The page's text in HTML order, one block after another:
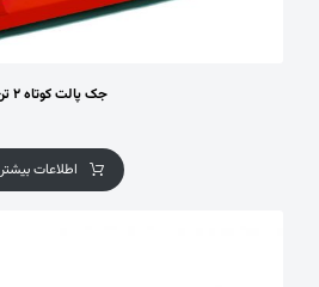
جک پالت کوتاه ۲ تن
اطلاعات بیشتر